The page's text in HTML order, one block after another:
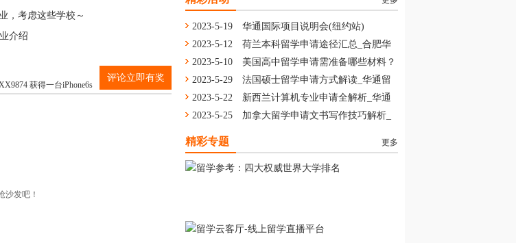
，考虑这些学校～
介绍
评论立即有奖
沙发吧！
2023-5-19
华通国际项目说明会(纽约站)
2023-5-12
荷兰本科留学申请途径汇总_合肥华
通留学
2023-5-10
美国高中留学申请需准备哪些材料？
舟山华通留学
2023-5-29
法国硕士留学申请方式解读_华通留
学
2023-5-22
新西兰计算机专业申请全解析_华通
留学
2023-5-25
加拿大留学申请文书写作技巧解析_
华通留学
精彩专题 更多